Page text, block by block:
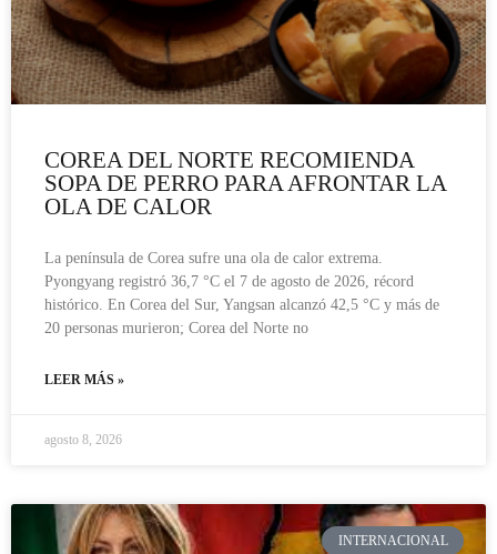
COREA DEL NORTE RECOMIENDA
SOPA DE PERRO PARA AFRONTAR LA
OLA DE CALOR
La península de Corea sufre una ola de calor extrema.
Pyongyang registró 36,7 °C el 7 de agosto de 2026, récord
histórico. En Corea del Sur, Yangsan alcanzó 42,5 °C y más de
20 personas murieron; Corea del Norte no
LEER MÁS »
agosto 8, 2026
INTERNACIONAL